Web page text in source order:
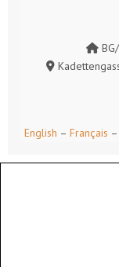
BG/
English – Français –